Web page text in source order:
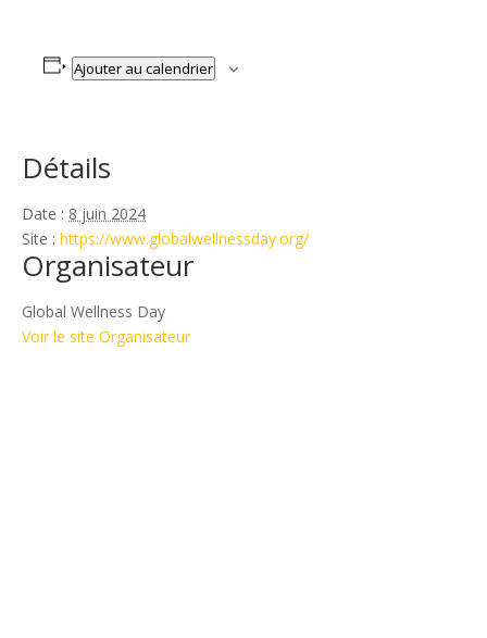
Ajouter au calendrier
Détails
Date : 8 juin 2024
Site : https://www.globalwellnessday.org/
Organisateur
Global Wellness Day
Voir le site Organisateur